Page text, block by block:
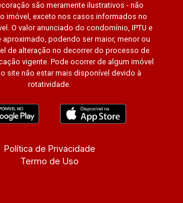
são meramente ilustrativos - não
imóvel, exceto nos casos informados no
O valor anunciado do condomínio, IPTU e
aproximado, podendo ser maior, menor ou
de alteração no decorrer do processo de
vigente. Pode ocorrer de algum imóvel
site não estar mais disponível devido à
rotatividade.
Política de Privacidade
Termo de Uso